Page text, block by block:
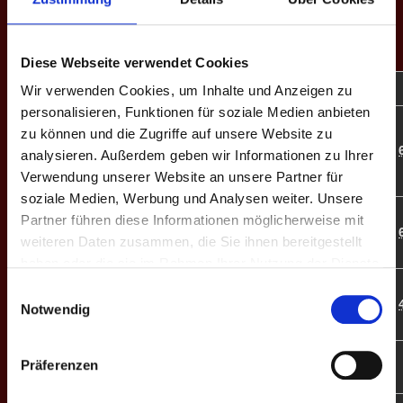
Diese Webseite verwendet Cookies
Wir verwenden Cookies, um Inhalte und Anzeigen zu
personalisieren, Funktionen für soziale Medien anbieten
zu können und die Zugriffe auf unsere Website zu
analysieren. Außerdem geben wir Informationen zu Ihrer
Verwendung unserer Website an unsere Partner für
soziale Medien, Werbung und Analysen weiter. Unsere
Partner führen diese Informationen möglicherweise mit
weiteren Daten zusammen, die Sie ihnen bereitgestellt
Notwendig
Präferenzen
M # Spieler GP CD % Game-Scores
E1 1 Viktor Csaki 3 -9 60.0
13:11 | 10:8 |
7:10 | 6:10 |
10:13
59.3
8:10 | 20:22 |
| 9:10
E3 4 Huba Koman
10:3 | 10:8 |
10:8
E4 5 Tamas Szabo
10:7 | 10:7 |
10:7 | 10:7